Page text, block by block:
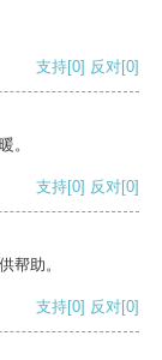
支持[0] 反对[0]
。
支持[0] 反对[0]
帮助。
支持[0] 反对[0]